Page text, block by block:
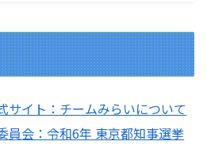
サイト：チームみらいについて
員会：令和6年 東京都知事選挙